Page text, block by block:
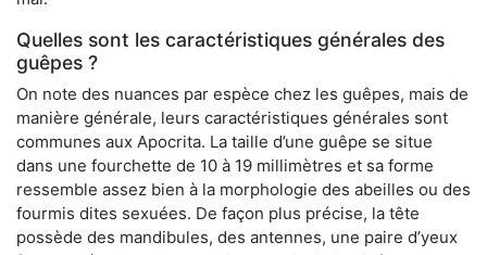
Quelles sont les caractéristiques générales des
guêpes ?
On note des nuances par espèce chez les guêpes, mais de
manière générale, leurs caractéristiques générales sont
communes aux Apocrita. La taille d’une guêpe se situe
dans une fourchette de 10 à 19 millimètres et sa forme
ressemble assez bien à la morphologie des abeilles ou des
fourmis dites sexuées. De façon plus précise, la tête
possède des mandibules, des antennes, une paire d’yeux